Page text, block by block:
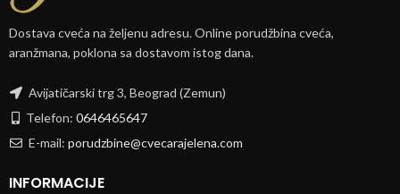
Dostava cveća na željenu adresu. Online porudžbina cveća,
aranžmana, poklona sa dostavom istog dana.
Avijatičarski trg 3, Beograd (Zemun)
Telefon: 0646465647
E-mail: porudzbine@cvecarajelena.com
INFORMACIJE